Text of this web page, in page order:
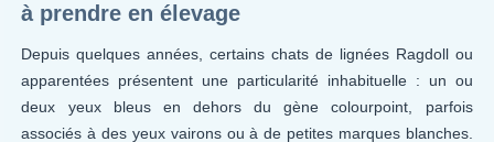
à prendre en élevage
Depuis quelques années, certains chats de lignées Ragdoll ou
apparentées présentent une particularité inhabituelle : un ou
deux yeux bleus en dehors du gène colourpoint, parfois
associés à des yeux vairons ou à de petites marques blanches.